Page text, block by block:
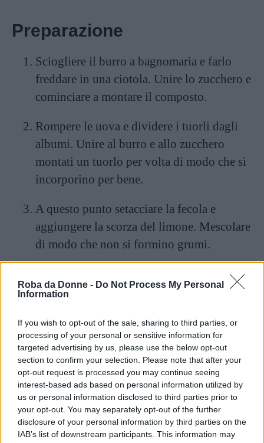
Roba da Donne - Do Not Process My Personal
Information
If you wish to opt-out of the sale, sharing to third parties, or
processing of your personal or sensitive information for
targeted advertising by us, please use the below opt-out
section to confirm your selection. Please note that after your
opt-out request is processed you may continue seeing
interest-based ads based on personal information utilized by
us or personal information disclosed to third parties prior to
your opt-out. You may separately opt-out of the further
disclosure of your personal information by third parties on the
IAB’s list of downstream participants. This information may
Preparazione
Sciogliere il burro a bagnomaria e farlo
freddare in una ciotola. Unire lo zucchero e
cominciare a montare il composto.
Rompere le uova e dividere i tuorli dagli
albumi. Unire al burro e allo zucchero
montati un tuorlo per volta di modo che si
incorporino per bene.
A questo punto setacciare la fecola e
aggiungere la scorza del limone. Mescolare
di modo che non si formino grumi.
Nell’altra ciotola montare gli albumi a neve
ben ferma e aggiungerli al composto
l’alto.
Imburrare e infarinare una tortiera del
diametro di 24 cm e versarvi l’impasto.
Infornare a 160° per 40 minuti. Sfornate,
fate raffreddare e servite.